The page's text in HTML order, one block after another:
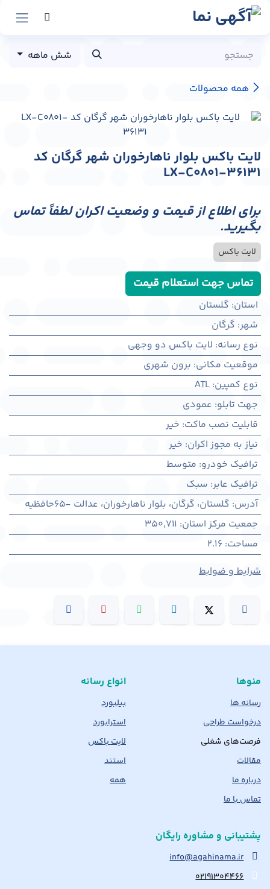
پرش به محتوا
همه محصولات
شش ماهه
لایت باکس بلوار ناهارخوران شهر گرگان کد
LX-C0801-36131
برای اطلاع از قیمت و وضعیت اکران لطفاً تماس
بگیرید.
لایت باکس
تماس جهت استعلام قیمت
استان: گلستان
شهر: گرگان
نوع رسانه: لایت باکس دو وجهی
موقعیت مکانی: برون شهری
نوع کمپین:
ATL
جهت تابلو: عمودی
قابلیت نصب ماکت: خیر
نیاز به مجوز اکران: خیر
ترافیک خودرو: متوسط
ترافیک عابر: سبک
آدرس: گلستان، گرگان، بلوار ناهارخوران، عدالت -65حافظیه
جمعیت مرکز استان:
350,711
مساحت:
2.16
شرایط و ضوابط
منوها
رسانه ها
درخواست طراحی
فرصت‌های شغلی
مقالات
درباره ما
تماس با ما
انواع رسانه
بیلبورد
استرابورد
لایت باکس
استند
همه
پشتیبانی و مشاوره رایگان
info@agahinama.ir
۰۲۱۹۱۳۰۴۴۶۶